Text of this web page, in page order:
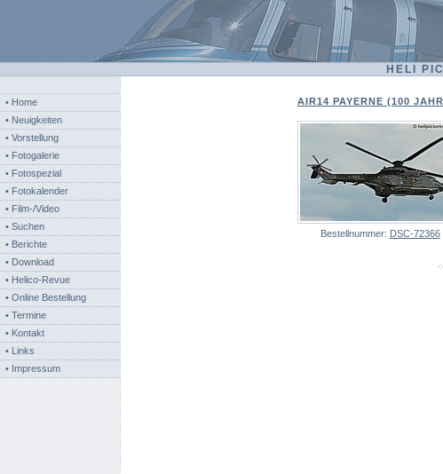
HELI
• Home
• Neuigkeiten
• Vorstellung
• Fotogalerie
• Fotospezial
• Fotokalender
• Film-/Video
• Suchen
• Berichte
• Download
• Helico-Revue
• Online Bestellung
• Termine
• Kontakt
• Links
• Impressum
AIR14 PAYERNE (100
Bestellnummer: DSC-72366